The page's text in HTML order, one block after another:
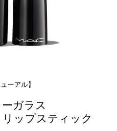
ューアル】
ガラス
ップスティック